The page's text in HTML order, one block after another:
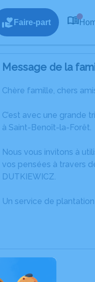
Faire-part
Message de la
Chère famille, chers
C’est avec une grande
à Saint-Benoît-la-Forêt.
Nous vous invitons à
vos pensées à travers
DUTKIEWICZ.
Un service de